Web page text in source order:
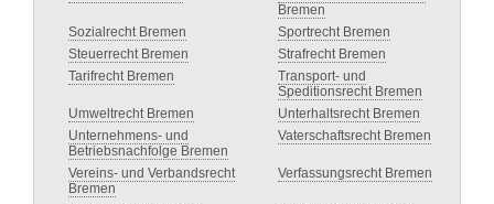
Bremen
Sozialrecht Bremen
Sportrecht Bremen
Steuerrecht Bremen
Strafrecht Bremen
Tarifrecht Bremen
Transport- und
Speditionsrecht Bremen
Umweltrecht Bremen
Unterhaltsrecht Bremen
Unternehmens- und
Betriebsnachfolge Bremen
Vaterschaftsrecht Bremen
Vereins- und Verbandsrecht
Bremen
Verfassungsrecht Bremen